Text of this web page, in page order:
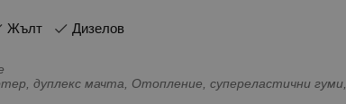
Жълт Дизелов
дуплекс мачта, Отопление, супереластични гуми,